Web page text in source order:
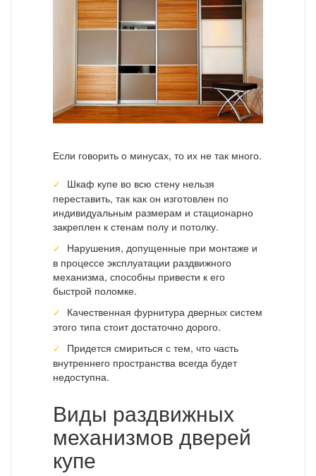
Если говорить о минусах, то их не так много.
Шкаф купе во всю стену нельзя
переставить, так как он изготовлен по
индивидуальным размерам и стационарно
закреплен к стенам полу и потолку.
Нарушения, допущенные при монтаже и
в процессе эксплуатации раздвижного
механизма, способны привести к его
быстрой поломке.
Качественная фурнитура дверных систем
этого типа стоит достаточно дорого.
Придется смириться с тем, что часть
внутреннего пространства всегда будет
недоступна.
Виды раздвижных
механизмов дверей
купе